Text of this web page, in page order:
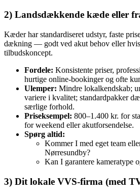
2) Landsdækkende kæde eller
Kæder har standardiseret udstyr, faste
dækning — godt ved akut behov eller
tilbudskoncept.
Fordele: Konsistente priser,
hurtige online‑bookinger og ofte
Ulemper: Mindre lokalkendskab;
variere i kvalitet; standardpakker
særlige forhold.
Priseksempel: 800–1.400 kr. for
for weekend eller akutforsendelse.
Spørg altid:
Kommer I med eget team
Nørresundby?
Kan I garantere kameratype
3) Dit lokale VVS‑firma (med